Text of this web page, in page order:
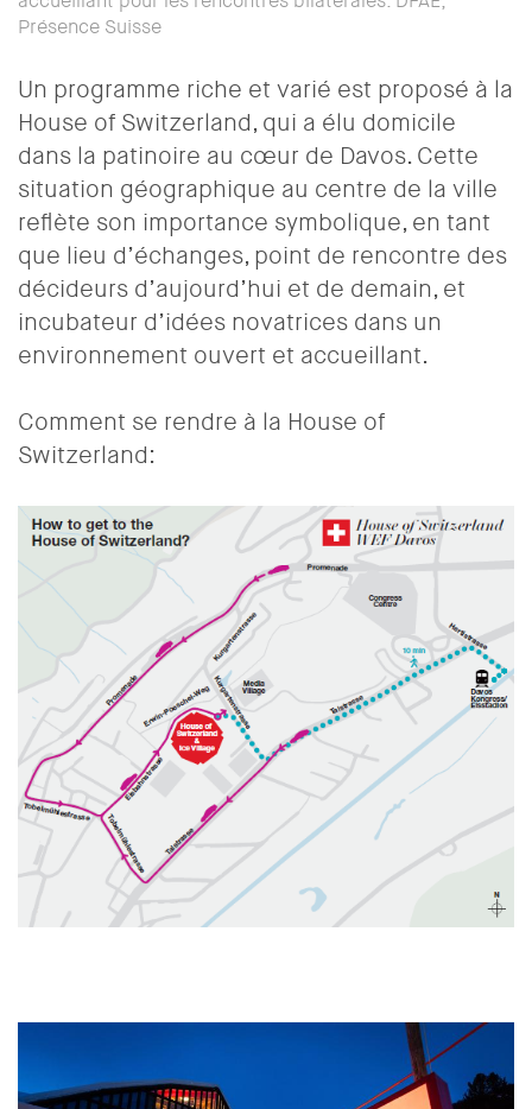
Présence Suisse
Un programme riche et varié est proposé à la
House of Switzerland, qui a élu domicile
dans la patinoire au cœur de Davos. Cette
situation géographique au centre de la ville
reflète son importance symbolique, en tant
que lieu d’échanges, point de rencontre des
décideurs d’aujourd’hui et de demain, et
incubateur d’idées novatrices dans un
environnement ouvert et accueillant.
Comment se rendre à la House of
Switzerland: